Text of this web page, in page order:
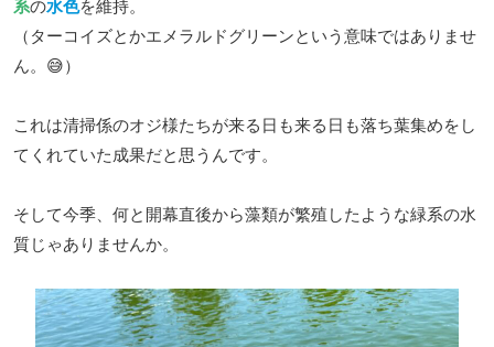
系の水色を維持。
（ターコイズとかエメラルドグリーンという意味ではありませ
ん。😅）
これは清掃係のオジ様たちが来る日も来る日も落ち葉集めをし
てくれていた成果だと思うんです。
そして今季、何と開幕直後から藻類が繁殖したような緑系の水
質じゃありませんか。